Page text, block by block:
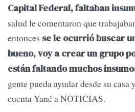
Capital Federal, faltaban
salud le comentaron que
entonces se le ocurrió buscar
bueno, voy a crear un grupo
están faltando muchos
gente pueda ayudar desde su
cuenta Yané a NOTICIAS.